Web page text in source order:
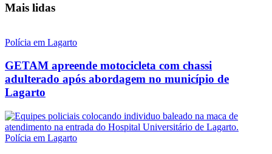
Mais lidas
Polícia em Lagarto
GETAM apreende motocicleta com chassi
adulterado após abordagem no município de
Lagarto
Polícia em Lagarto